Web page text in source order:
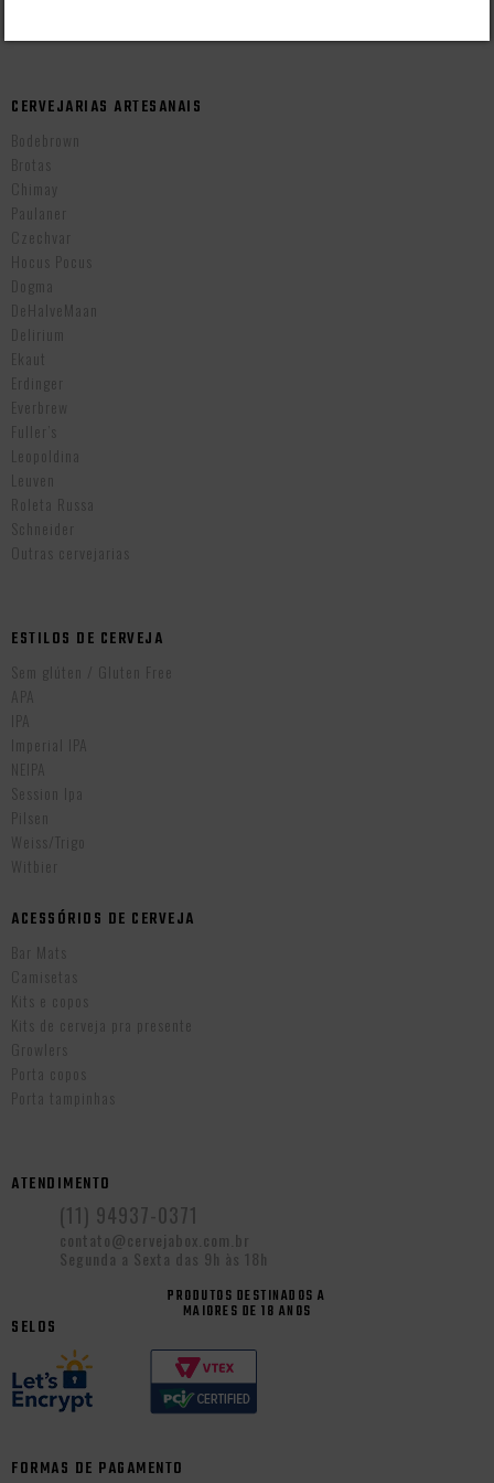
CERVEJARIAS ARTESANAIS
Bodebrown
Brotas
Chimay
Paulaner
Czechvar
Hocus Pocus
Dogma
DeHalveMaan
Delirium
Ekaut
Erdinger
Everbrew
Fuller’s
Leopoldina
Leuven
Roleta Russa
Schneider
Outras cervejarias
ESTILOS DE CERVEJA
Sem glúten / Gluten Free
APA
IPA
Imperial IPA
NEIPA
Session Ipa
Pilsen
Weiss/Trigo
Witbier
ACESSÓRIOS DE CERVEJA
Bar Mats
Camisetas
Kits e copos
Kits de cerveja pra presente
Growlers
Porta copos
Porta tampinhas
ATENDIMENTO
(11) 94937-0371
contato@cervejabox.com.br
Segunda a Sexta das 9h às 18h
PRODUTOS DESTINADOS A
MAIORES DE 18 ANOS
SELOS
FORMAS DE PAGAMENTO